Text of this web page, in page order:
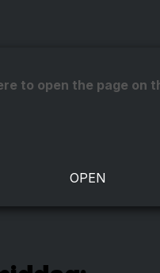
to open the page on